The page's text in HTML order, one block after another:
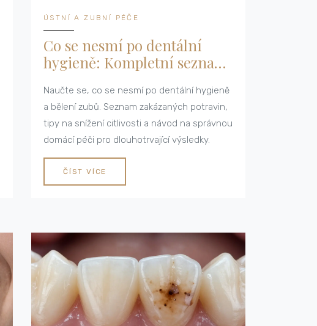
ÚSTNÍ A ZUBNÍ PÉČE
Co se nesmí po dentální
hygieně: Kompletní seznam
výsledky
Naučte se, co se nesmí po dentální hygieně
a bělení zubů. Seznam zakázaných potravin,
tipy na snížení citlivosti a návod na správnou
domácí péči pro dlouhotrvající výsledky.
ČÍST VÍCE